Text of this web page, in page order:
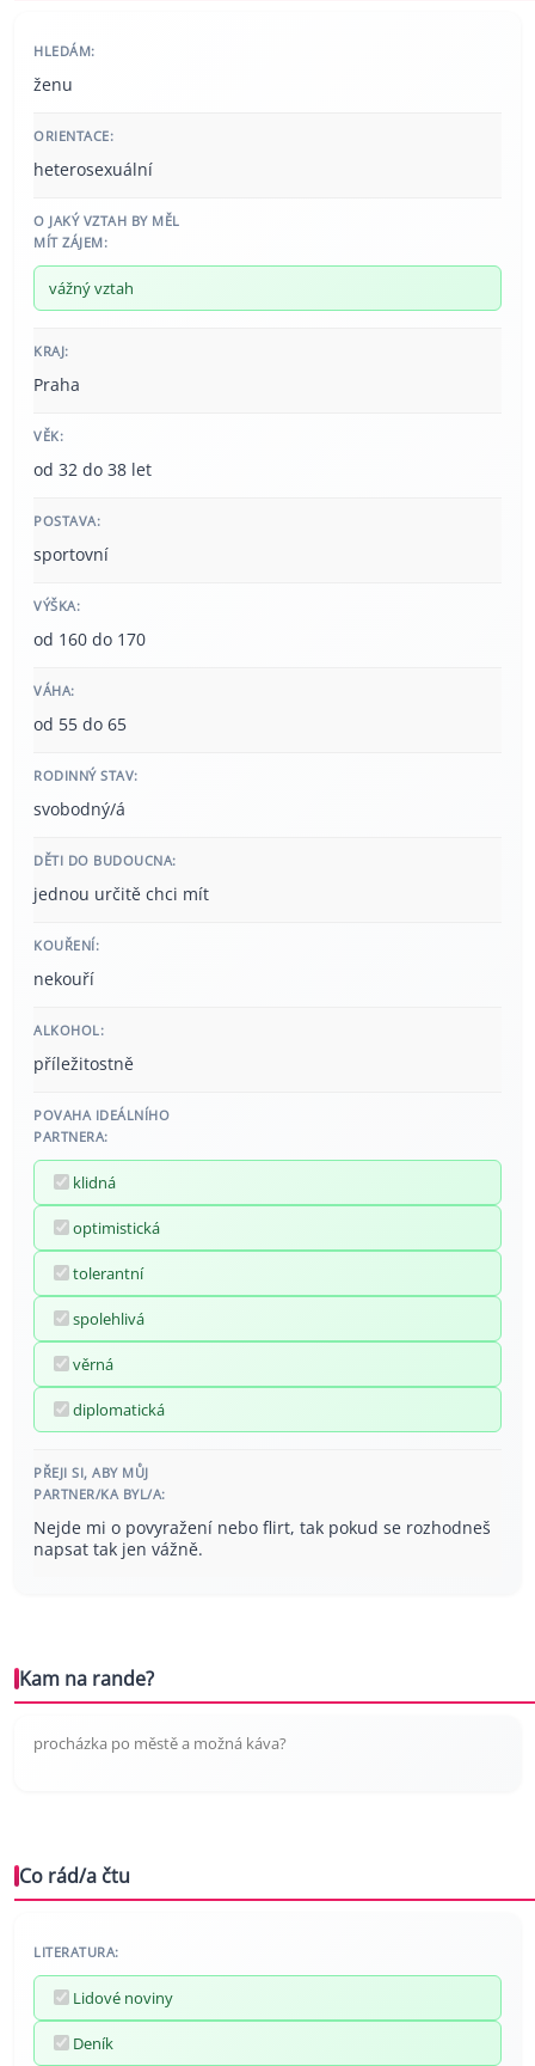
HLEDÁM:
ženu
ORIENTACE:
heterosexuální
O JAKÝ VZTAH BY MĚL
MÍT ZÁJEM:
vážný vztah
KRAJ:
Praha
VĚK:
od 32 do 38 let
POSTAVA:
sportovní
VÝŠKA:
od 160 do 170
VÁHA:
od 55 do 65
RODINNÝ STAV:
svobodný/á
DĚTI DO BUDOUCNA:
jednou určitě chci mít
KOUŘENÍ:
nekouří
ALKOHOL:
příležitostně
POVAHA IDEÁLNÍHO
PARTNERA:
klidná
optimistická
tolerantní
spolehlivá
věrná
diplomatická
PŘEJI SI, ABY MŮJ
PARTNER/KA BYL/A:
Nejde mi o povyražení nebo flirt, tak pokud se rozhodneš
napsat tak jen vážně.
Kam na rande?
procházka po městě a možná káva?
Co rád/a čtu
LITERATURA:
Lidové noviny
Deník